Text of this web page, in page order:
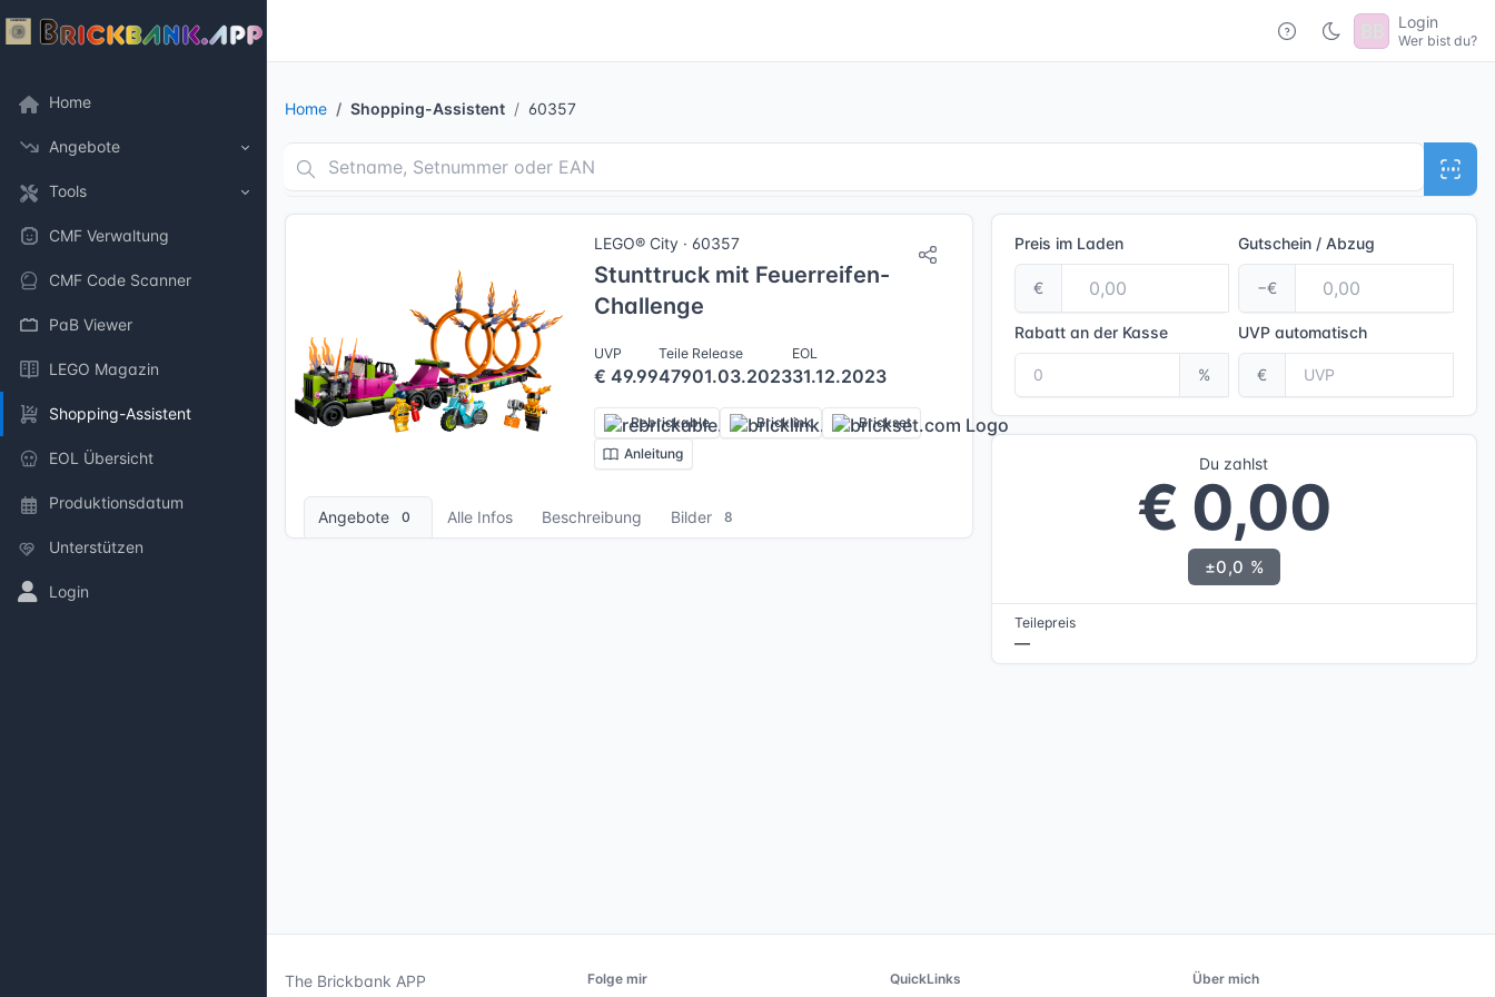
Home
Angebote
Tools
CMF Verwaltung
CMF Code Scanner
PaB Viewer
LEGO Magazin
Shopping-Assistent
EOL Übersicht
Produktionsdatum
Unterstützen
Login
Login
Wer bist du?
Home Shopping-Assistent 60357
LEGO® City · 60357
Stunttruck mit Feuerreifen-
Challenge
UVP
€ 49.99
Teile
479
Release
01.03.2023
EOL
31.12.2023
Rebrickable Bricklink
Brickset
Anleitung
Angebote 0 Alle Infos Beschreibung Bilder 8
Preis im Laden
€
Gutschein / Abzug
−€
Rabatt an der Kasse
%
UVPautomatisch
€
Du zahlst
€ 0,00
±0,0 %
Teilepreis
—
The Brickbank APP Folge mir QuickLinks Über mich